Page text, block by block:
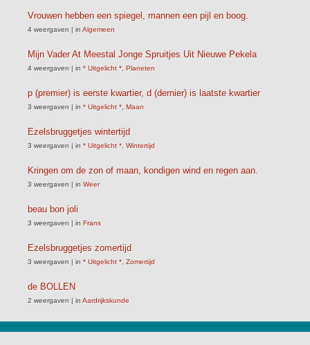
Vrouwen hebben een spiegel, mannen een pijl en boog.
4 weergaven | in Algemeen
Mijn Vader At Meestal Jonge Spruitjes Uit Nieuwe Pekela
4 weergaven | in * Uitgelicht * Planeten
p (premier) is eerste kwartier, d (dernier) is laatste kwartier
3 weergaven | in * Uitgelicht * Maan
Ezelsbruggetjes wintertijd
3 weergaven | in * Uitgelicht * Wintertijd
Kringen om de zon of maan, kondigen wind en regen aan.
3 weergaven | in Weer
beau bon joli
3 weergaven | in Frans
Ezelsbruggetjes zomertijd
3 weergaven | in * Uitgelicht * Zomertijd
de BOLLEN
2 weergaven | in Aardrijkskunde